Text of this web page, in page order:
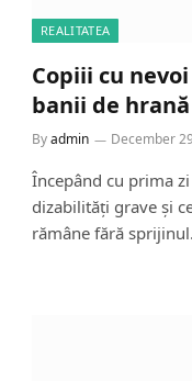
REALITATEA
Copiii cu
banii de
Byadmin December
Începând cu prima
dizabilități grave și
rămâne fără